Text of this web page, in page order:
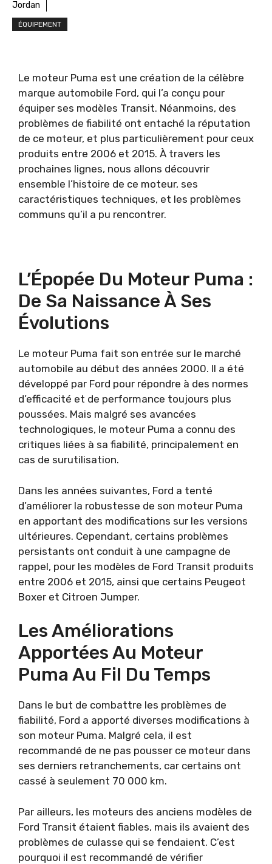
Jordan
ÉQUIPEMENT
Le moteur Puma est une création de la célèbre
marque automobile Ford, qui l’a conçu pour
équiper ses modèles Transit. Néanmoins, des
problèmes de fiabilité ont entaché la réputation
de ce moteur, et plus particulièrement pour ceux
produits entre 2006 et 2015. À travers les
prochaines lignes, nous allons découvrir
ensemble l’histoire de ce moteur, ses
caractéristiques techniques, et les problèmes
communs qu’il a pu rencontrer.
L’Épopée Du Moteur Puma :
De Sa Naissance À Ses
Évolutions
Le moteur Puma fait son entrée sur le marché
automobile au début des années 2000. Il a été
développé par Ford pour répondre à des normes
d’efficacité et de performance toujours plus
poussées. Mais malgré ses avancées
technologiques, le moteur Puma a connu des
critiques liées à sa fiabilité, principalement en
cas de surutilisation.
Dans les années suivantes, Ford a tenté
d’améliorer la robustesse de son moteur Puma
en apportant des modifications sur les versions
ultérieures. Cependant, certains problèmes
persistants ont conduit à une campagne de
rappel, pour les modèles de Ford Transit produits
entre 2006 et 2015, ainsi que certains Peugeot
Boxer et Citroen Jumper.
Les Améliorations
Apportées Au Moteur
Puma Au Fil Du Temps
Dans le but de combattre les problèmes de
fiabilité, Ford a apporté diverses modifications à
son moteur Puma. Malgré cela, il est
recommandé de ne pas pousser ce moteur dans
ses derniers retranchements, car certains ont
cassé à seulement 70 000 km.
Par ailleurs, les moteurs des anciens modèles de
Ford Transit étaient fiables, mais ils avaient des
problèmes de culasse qui se fendaient. C’est
pourquoi il est recommandé de vérifier